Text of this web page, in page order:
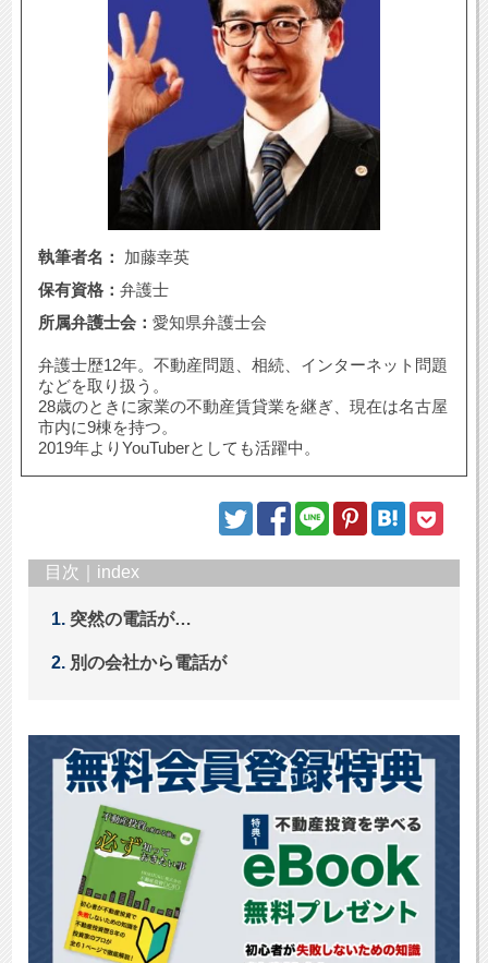
執筆者名： 加藤幸英
保有資格： 弁護士
所属弁護士会： 愛知県弁護士会
弁護士歴12年。不動産問題、相続、インターネット問題
などを取り扱う。
28歳のときに家業の不動産賃貸業を継ぎ、現在は名古屋
市内に9棟を持つ。
2019年よりYouTuberとしても活躍中。
目次｜index
突然の電話が…
別の会社から電話が